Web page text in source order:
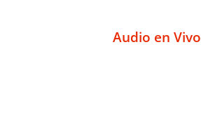
Audio en Vivo